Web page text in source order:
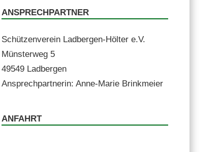
ANSPRECHPARTNER
Schützen­vere­in Lad­ber­gen-Höl­ter e.V.
Mün­ster­weg 5
49549 Ladbergen
Ansprech­part­ner­in: Anne-Marie Brinkmeier
ANFAHRT